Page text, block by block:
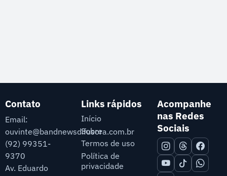
Contato
Email:
ouvinte@bandnewsdifusora.com.br
(92) 99351-
9370
Av. Eduardo
Links rápidos
Início
Sobre
Termos de uso
Política de
privacidade
Acompanhe
nas Redes
Sociais